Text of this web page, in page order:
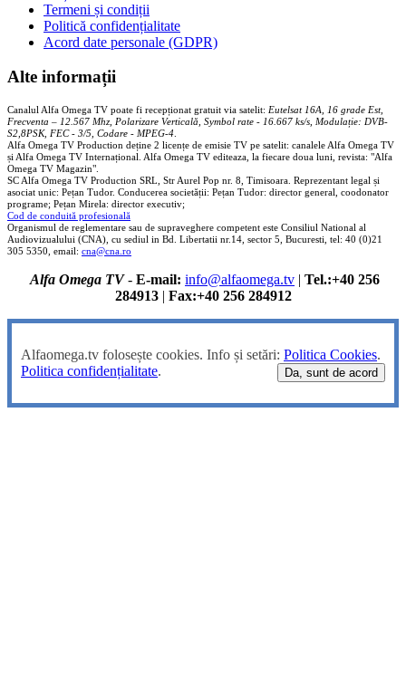
Termeni și condiții
Politică confidențialitate
Acord date personale (GDPR)
Alte informații
Canalul Alfa Omega TV poate fi recepționat gratuit via satelit: Eutelsat 16A, 16 grade Est,
Frecventa – 12.567 Mhz, Polarizare Verticală, Symbol rate - 16.667 ks/s, Modulație: DVB-
S2,8PSK, FEC - 3/5, Codare - MPEG-4
Alfa Omega TV Production deține 2 licențe de emisie TV pe satelit: canalele Alfa Omega TV
și Alfa Omega TV Internațional. Alfa Omega TV editeaza, la fiecare doua luni, revista: "Alfa
Omega TV Magazin".
SC Alfa Omega TV Production SRL, Str Aurel Pop nr. 8, Timisoara. Reprezentant legal și
asociat unic: Pețan Tudor. Conducerea societății: Pețan Tudor: director general, coodonator
programe; Pețan Mirela: director executiv;
Cod de conduită profesională
Organismul de reglementare sau de supraveghere competent este Consiliul National al
Audiovizualului (CNA), cu sediul in Bd. Libertatii nr.14, sector 5, Bucuresti, tel: 40 (0)21
305 5350, email: cna@cna.ro
Alfa Omega TV- E-mail: info@alfaomega.tv | Tel.:+40 256
284913| Fax:+40 256 284912
Alfaomega.tv folosește cookies. Info și setări: Politica Cookies.
Politica confidențialitate. Da, sunt de acord